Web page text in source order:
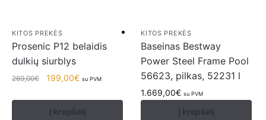
KITOS PREKĖS
Prosenic P12 belaidis
dulkių siurblys
269,00€ 199,00€ su PVM
Į krepšelį
KITOS PREKĖS
Baseinas Bestway
Power Steel Frame Pool
56623, pilkas, 52231 l
1.669,00€ su PVM
Į krepšelį